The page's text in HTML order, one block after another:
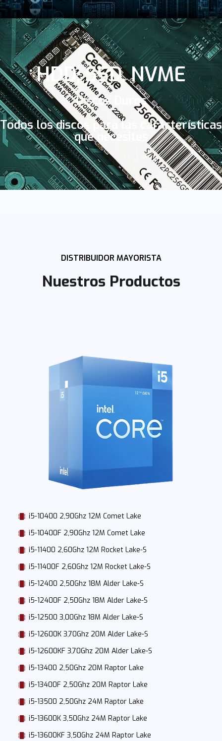
HDD, SSD, NVME
Discos Duros
Todos los discos para las características
que necesites
DISTRIBUIDOR MAYORISTA
Nuestros Productos
i5-10400 2,90Ghz 12M Comet Lake
i5-10400F 2,90Ghz 12M Comet Lake
i5-11400 2,60Ghz 12M Rocket Lake-S
i5-11400F 2,60Ghz 12M Rocket Lake-S
i5-12400 2,50Ghz 18M Alder Lake-S
i5-12400F 2,50Ghz 18M Alder Lake-S
i5-12500 3,00Ghz 18M Alder Lake-S
i5-12600K 3,70Ghz 20M Alder Lake-S
i5-12600KF 3,70Ghz 20M Alder Lake-S
i5-13400 2,50Ghz 20M Raptor Lake
i5-13400F 2,50Ghz 20M Raptor Lake
i5-13500 2,50Ghz 24M Raptor Lake
i5-13600K 3,50Ghz 24M Raptor Lake
i5-13600KF 3,50Ghz 24M Raptor Lake